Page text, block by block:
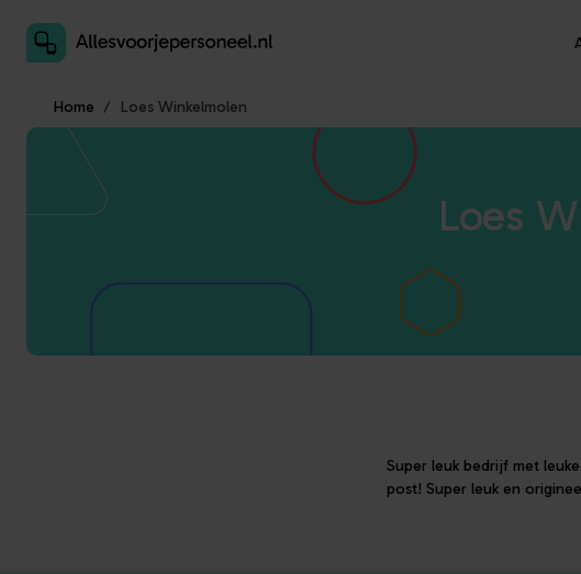
Home Loes Winkelmolen
Loes
Super leuk bedrijf met
post! Super leuk en